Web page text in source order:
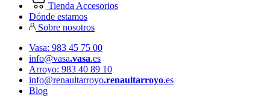
Tienda Accesorios
Dónde estamos
Sobre nosotros
Vasa: 983 45 75 00
info@vasa.vasa.es
Arroyo: 983 40 89 10
info@renaultarroyo.renaultarroyo.es
Blog